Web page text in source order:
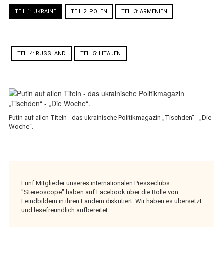
TEIL 1: UKRAINE TEIL 2: POLEN TEIL 3: ARMENIEN
TEIL 4: RUSSLAND TEIL 5: LITAUEN
Putin auf allen Titeln - das ukrainische Politikmagazin „Tischden“ - „Die
Woche“.
Fünf Mitglieder unseres internationalen Presseclubs
"Stereoscope" haben auf Facebook über die Rolle von
Feindbildern in ihren Ländern diskutiert. Wir haben es übersetzt
und lesefreundlich aufbereitet.